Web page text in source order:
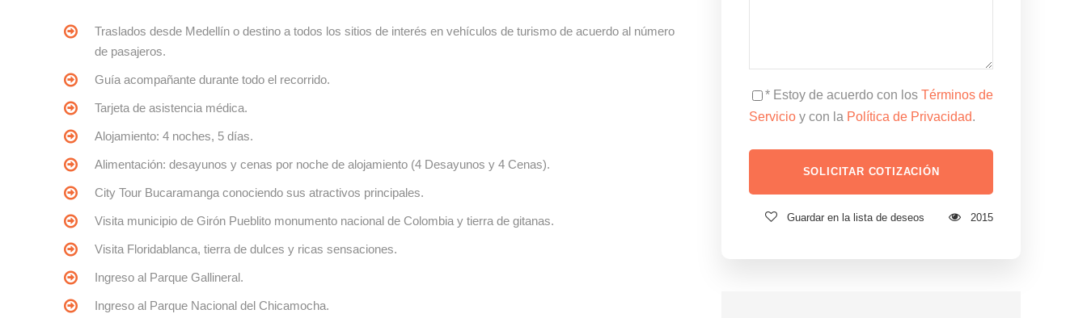
* Estoy de acuerdo con los Términos de
Servicio y con la Política de Privacidad.
Guardar en la lista de deseos 2015
Traslados desde Medellín o destino a todos los sitios de interés en vehículos de turismo de acuerdo al número
de pasajeros.
Guía acompañante durante todo el recorrido.
Tarjeta de asistencia médica.
Alojamiento: 4 noches, 5 días.
Alimentación: desayunos y cenas por noche de alojamiento (4 Desayunos y 4 Cenas).
City Tour Bucaramanga conociendo sus atractivos principales.
Visita municipio de Girón Pueblito monumento nacional de Colombia y tierra de gitanas.
Visita Floridablanca, tierra de dulces y ricas sensaciones.
Ingreso al Parque Gallineral.
Ingreso al Parque Nacional del Chicamocha.